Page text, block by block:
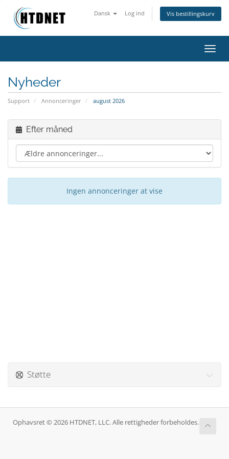
Dansk Log ind Vis bestillingskurv
Skift
Nyheder
Support Annonceringer august 2026
Efter måned
Ingen annonceringer at vise
Støtte
Ophavsret © 2026 HTDNET, LLC. Alle rettigheder forbeholdes.